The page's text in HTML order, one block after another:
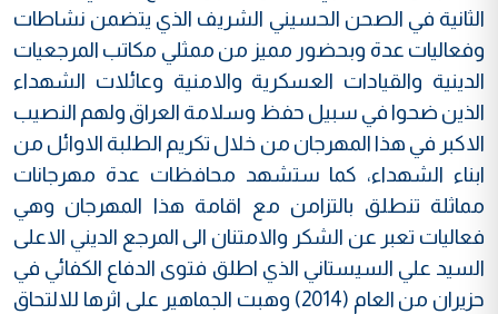
الثانية في الصحن الحسيني الشريف الذي يتضمن نشاطات
وفعاليات عدة وبحضور مميز من ممثلي مكاتب المرجعيات
الدينية والقيادات العسكرية والامنية وعائلات الشهداء
الذين ضحوا في سبيل حفظ وسلامة العراق ولهم النصيب
الاكبر في هذا المهرجان من خلال تكريم الطلبة الاوائل من
ابناء الشهداء، كما ستشهد محافظات عدة مهرجانات
مماثلة تنطلق بالتزامن مع اقامة هذا المهرجان وهي
فعاليات تعبر عن الشكر والامتنان الى المرجع الديني الاعلى
السيد علي السيستاني الذي اطلق فتوى الدفاع الكفائي في
حزيران من العام (2014) وهبت الجماهير على اثرها للالتحاق